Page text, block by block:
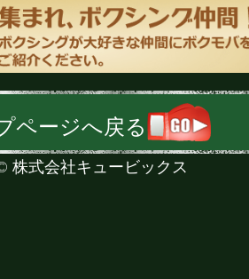
ページへ戻る
株式会社キュービックス